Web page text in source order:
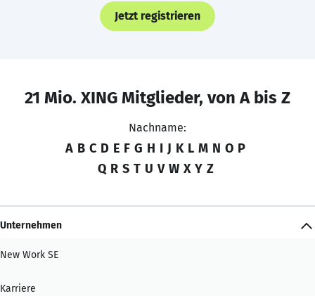
Jetzt registrieren
21 Mio. XING Mitglieder, von A bis Z
Nachname:
A B C D E F G H I J K L M N O P
Q R S T U V W X Y Z
Unternehmen
New Work SE
Karriere